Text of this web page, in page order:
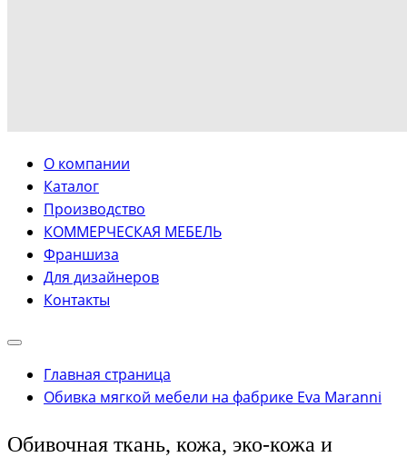
О компании
Каталог
Производство
КОММЕРЧЕСКАЯ МЕБЕЛЬ
Франшиза
Для дизайнеров
Контакты
Главная страница
Обивка мягкой мебели на фабрике Eva Maranni
Обивочная ткань, кожа, эко-кожа и